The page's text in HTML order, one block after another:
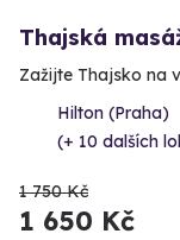
Thajská
Zažijte Thajsko na
Hilton (Praha)
(+ 10 dalších
1 750 Kč
1 650 Kč